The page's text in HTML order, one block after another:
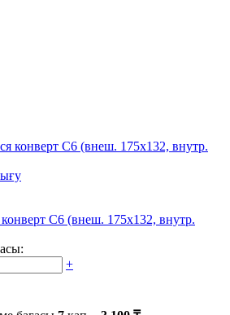
С6 (внеш. 175х132, внутр.
+